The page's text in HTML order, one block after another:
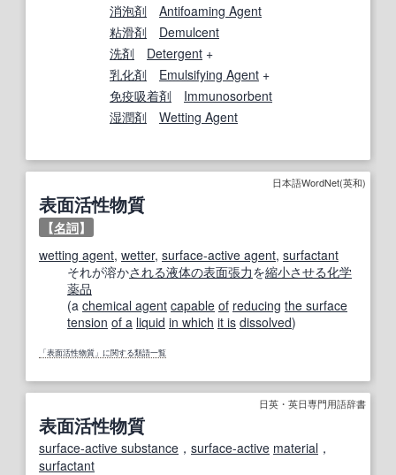
消泡剤
Antifoaming Agent
粘滑剤
Demulcent
洗剤
Detergent +
乳化剤
Emulsifying Agent +
免疫吸着剤
Immunosorbent
湿潤剤
Wetting Agent
日本語WordNet(英和)
表面活性物質
【名詞】
wetting agent, wetter, surface-active agent, surfactant
それが溶かされる液体の表面張力を縮小させる化学
薬品
(a chemical agent capable of reducing the surface
tension of a liquid in which it is dissolved)
「表面活性物質」に関する類語一覧
日英・英日専門用語辞書
表面活性物質
surface-active substance ， surface-active material ，
surfactant